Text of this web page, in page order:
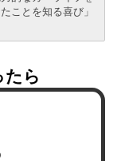
ことを知る喜び」
ら